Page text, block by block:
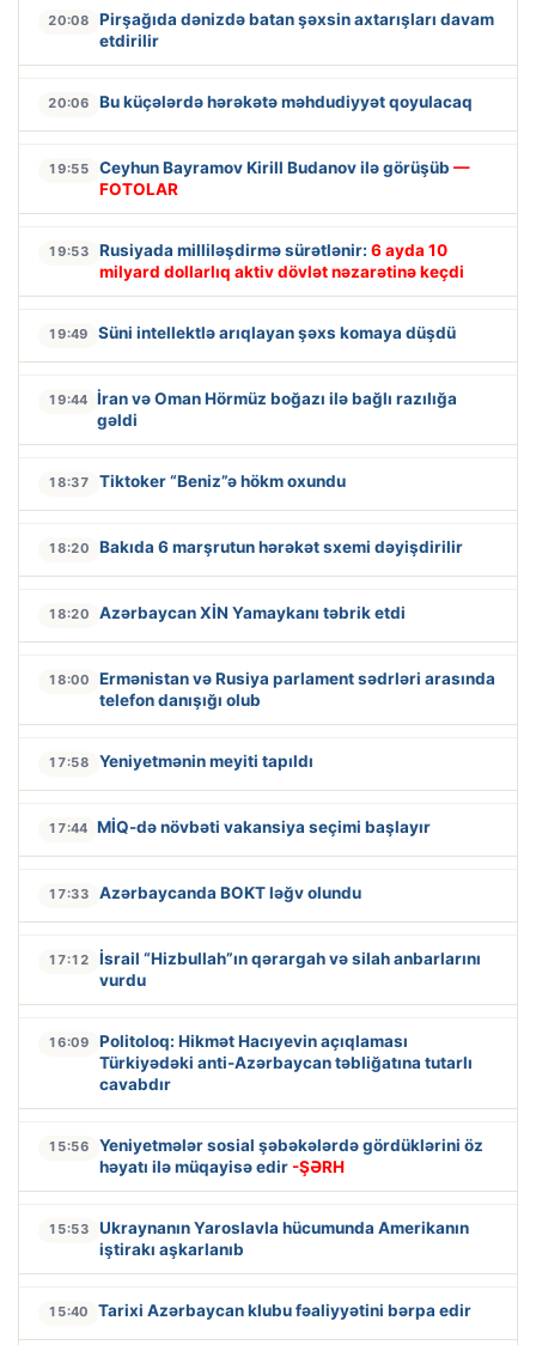
20:08
Pirşağıda dənizdə batan şəxsin axtarışları davam
etdirilir
20:06 Bu küçələrdə hərəkətə məhdudiyyət qoyulacaq
19:55 Ceyhun Bayramov Kirill Budanov ilə görüşüb —
FOTOLAR
19:53 Rusiyada milliləşdirmə sürətlənir: 6 ayda 10
milyard dollarlıq aktiv dövlət nəzarətinə keçdi
19:49 Süni intellektlə arıqlayan şəxs komaya düşdü
19:44 İran və Oman Hörmüz boğazı ilə bağlı razılığa
gəldi
18:37 Tiktoker “Beniz”ə hökm oxundu
18:20 Bakıda 6 marşrutun hərəkət sxemi dəyişdirilir
18:20 Azərbaycan XİN Yamaykanı təbrik etdi
18:00
Ermənistan və Rusiya parlament sədrləri arasında
telefon danışığı olub
17:58 Yeniyetmənin meyiti tapıldı
17:44 MİQ-də növbəti vakansiya seçimi başlayır
17:33 Azərbaycanda BOKT ləğv olundu
17:12
İsrail “Hizbullah”ın qərargah və silah anbarlarını
vurdu
16:09
Politoloq: Hikmət Hacıyevin açıqlaması
Türkiyədəki anti-Azərbaycan təbliğatına tutarlı
cavabdır
15:56
Yeniyetmələr sosial şəbəkələrdə gördüklərini öz
həyatı ilə müqayisə edir -ŞƏRH
15:53
Ukraynanın Yaroslavla hücumunda Amerikanın
iştirakı aşkarlanıb
15:40 Tarixi Azərbaycan klubu fəaliyyətini bərpa edir